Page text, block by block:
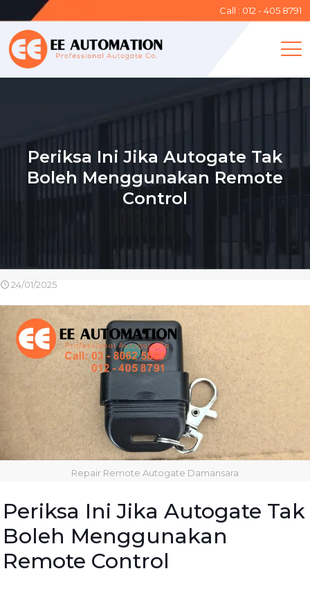
Call : 012 - 405 8791
Periksa Ini Jika Autogate Tak
Boleh Menggunakan Remote
Control
24/01/2025
Repair Remote Autogate Damansara
Periksa Ini Jika Autogate Tak
Boleh Menggunakan
Remote Control